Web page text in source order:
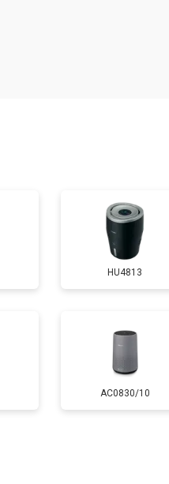
HU4813
AC0830/10